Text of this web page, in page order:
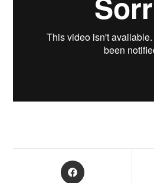
Opens
in